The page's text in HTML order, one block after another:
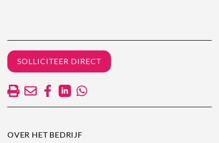
SOLLICITEER DIRECT
OVER HET BEDRIJF